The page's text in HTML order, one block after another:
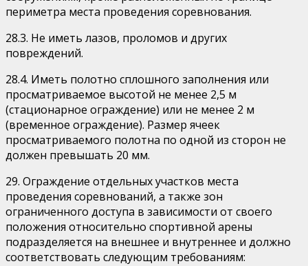
периметра места проведения соревнования.
28.3. Не иметь лазов, проломов и других
повреждений.
28.4. Иметь полотно сплошного заполнения или
просматриваемое высотой не менее 2,5 м
(стационарное ограждение) или не менее 2 м
(временное ограждение). Размер ячеек
просматриваемого полотна по одной из сторон не
должен превышать 20 мм.
29. Ограждение отдельных участков места
проведения соревнований, а также зон
ограниченного доступа в зависимости от своего
положения относительно спортивной арены
подразделяется на внешнее и внутреннее и должно
соответствовать следующим требованиям: